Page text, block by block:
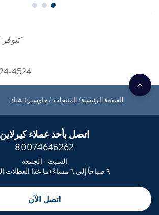
4524
الصفحة الرئيسية المنتجات جلوسيرنا شيك
اتصل بأحد عملاء كيرلاين
80074646262
السبت– الجمعة
اتصل الآن